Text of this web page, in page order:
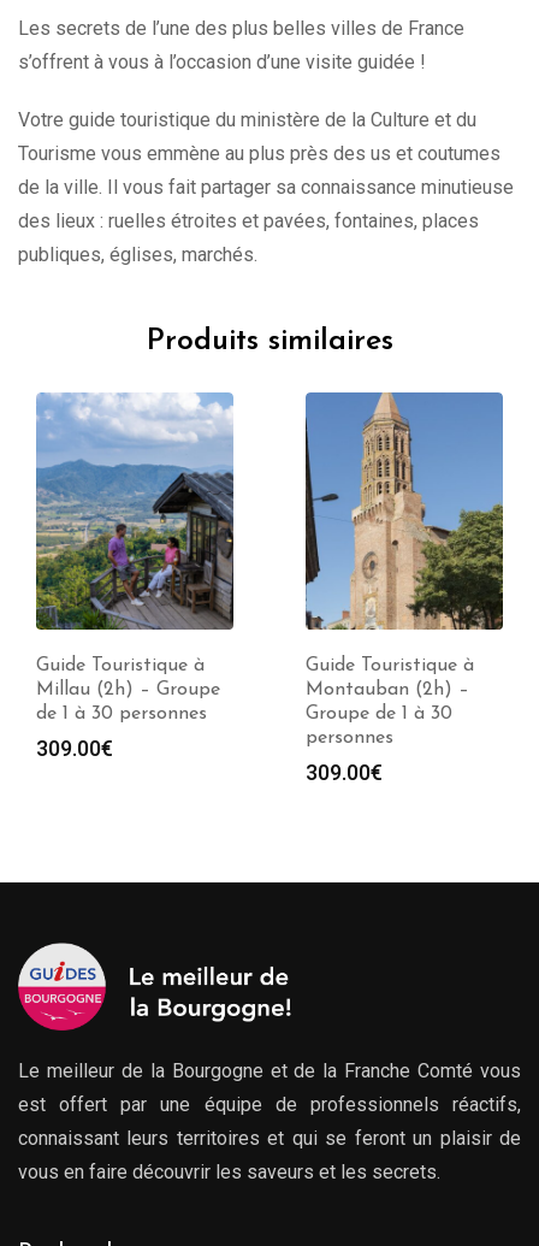
Les secrets de l’une des plus belles villes de France
s’offrent à vous à l’occasion d’une visite guidée !
Votre guide touristique du ministère de la Culture et du
Tourisme vous emmène au plus près des us et coutumes
de la ville. Il vous fait partager sa connaissance minutieuse
des lieux : ruelles étroites et pavées, fontaines, places
publiques, églises, marchés.
Produits similaires
Guide Touristique à
Millau (2h) – Groupe
de 1 à 30 personnes
309.00€
Guide Touristique à
Montauban (2h) –
Groupe de 1 à 30
personnes
309.00€
Le meilleur de la Bourgogne et de la Franche Comté vous
est offert par une équipe de professionnels réactifs,
connaissant leurs territoires et qui se feront un plaisir de
vous en faire découvrir les saveurs et les secrets.